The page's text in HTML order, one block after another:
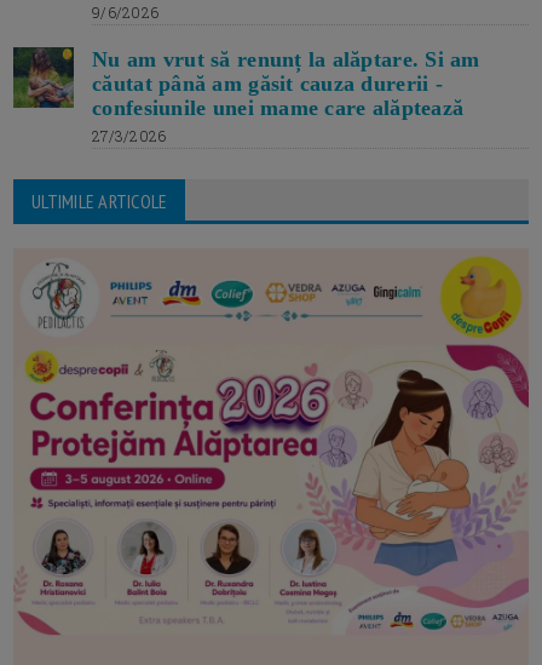
9/6/2026
Nu am vrut să renunț la alăptare. Si am
căutat până am găsit cauza durerii -
confesiunile unei mame care alăptează
27/3/2026
ULTIMILE ARTICOLE